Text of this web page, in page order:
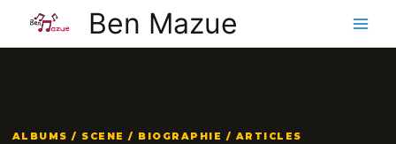
contenu
Ben Mazue
ALBUMS / SCENE / BIOGRAPHIE / ARTICLES